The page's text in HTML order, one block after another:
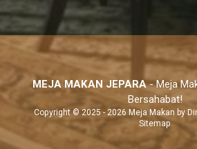
MEJA MAKAN JEPARA- Meja
Bersahabat!
Copyright © 2025 - 2026 Meja Makan by
Sitemap